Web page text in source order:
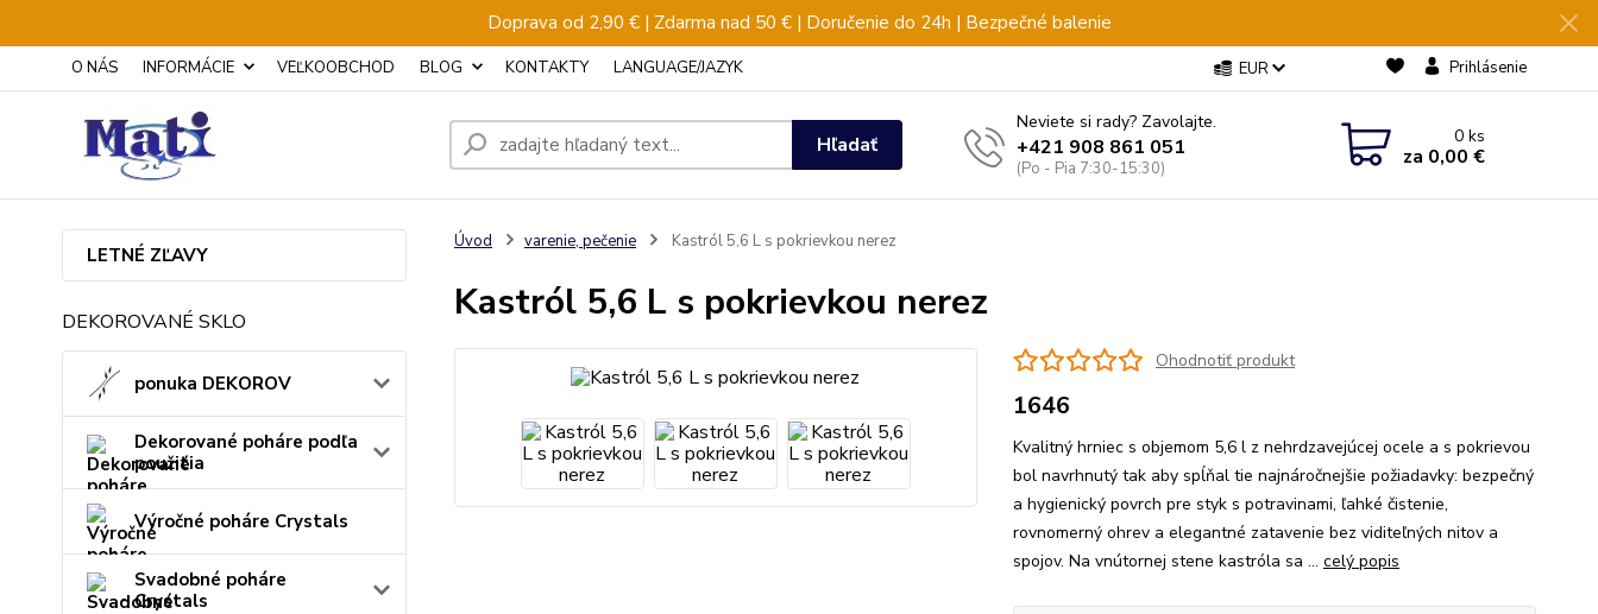
Doprava od 2,90 € | Zdarma nad 50 € | Doručenie do 24h | Bezpečné balenie
O NÁS INFORMÁCIE VEĽKOOBCHOD BLOG KONTAKTY LANGUAGE/JAZYK EUR Prihlásenie
Hľadať
Neviete si rady? Zavolajte.
+421 908 861 051
(Po - Pia 7:30-15:30)
0ks
za 0,00 €
LETNÉ ZĽAVY
DEKOROVANÉ SKLO
ponuka DEKOROV
Dekorované poháre podľa
použitia
Výročné poháre Crystals
Svadobné poháre
Crystals
Úvod varenie, pečenie Kastról 5,6 L s pokrievkou nerez
Kastról 5,6 L s pokrievkou nerez
Ohodnotiť produkt
1646
Kvalitný hrniec s objemom 5,6 l z nehrdzavejúcej ocele a s pokrievou
bol navrhnutý tak aby spĺňal tie najnáročnejšie požiadavky: bezpečný
a hygienický povrch pre styk s potravinami, ľahké čistenie,
rovnomerný ohrev a elegantné zatavenie bez viditeľných nitov a
spojov. Na vnútornej stene kastróla sa ... celý popis